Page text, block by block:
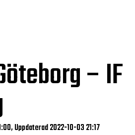
– IF
Uppdaterad 2022-10-03 21:17